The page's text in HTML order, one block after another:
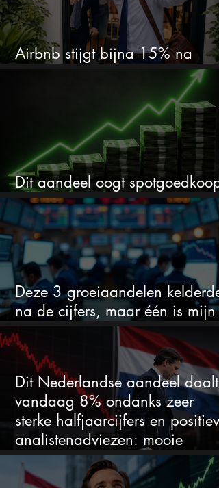
Airbnb stijgt bijna 15% na
cijfers: vooral dit AI-cijfer valt op
Dit aandeel oogt spotgoedkoop
voor hoeveel het kan stijgen
Deze 3 groeiaandelen
na de cijfers, maar één is mijn
duidelijke favoriet
Dit Nederlandse aandeel daalt
vandaag 8% ondanks zeer
sterke halfjaarcijfers en positieve
analistenadviezen: mooie
koopkans?